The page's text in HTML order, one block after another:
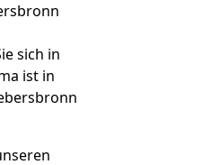
sich in
ist in